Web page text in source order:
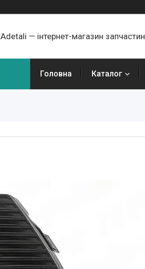
Adetali — інтернет-магазин запчастин
Головна Каталог